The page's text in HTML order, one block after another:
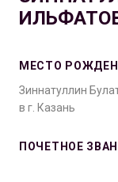
МЕСТО
Зиннатуллин
в г. Казань
ПОЧЕТНОЕ